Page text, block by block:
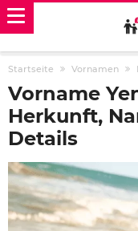
Startseite Vornamen
Vorname
Herkunft,
Details